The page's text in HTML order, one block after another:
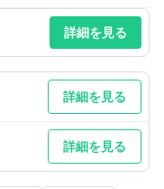
詳細を見る
詳細を見る
詳細を見る